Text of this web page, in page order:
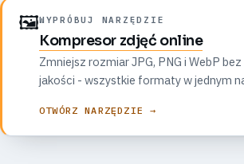
🖼️WYPRÓBUJ NARZĘDZIE
Kompresor zdjęć online
Zmniejsz rozmiar JPG, PNG i WebP
jakości - wszystkie formaty w jednym
OTWÓRZ NARZĘDZIE →